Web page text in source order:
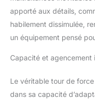
apporté aux détails,
habilement dissimulée,
un équipement pensé
Capacité et
Le véritable tour de
dans sa capacité